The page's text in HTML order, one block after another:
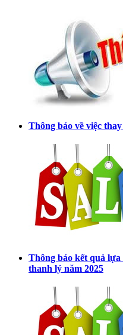
Thông báo về việc
Thông báo kết quả
thanh lý năm 2025